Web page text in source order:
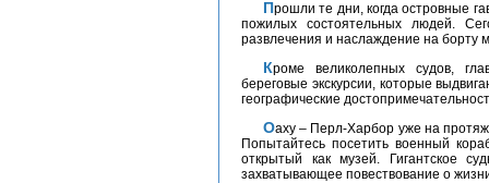
Прошли те дни, когда островные
пожилых состоятельных людей.
развлечения и наслаждение на борту
Кроме великолепных судов, главной программой гавайских круизов являются
береговые экскурсии, которые
географические
Оаху – Перл-Харбор уже на протяжении долгого времени очаровывает посетителей.
Попытайтесь посетить военный
открытый как музей. Гигантское
захватывающее повествование о